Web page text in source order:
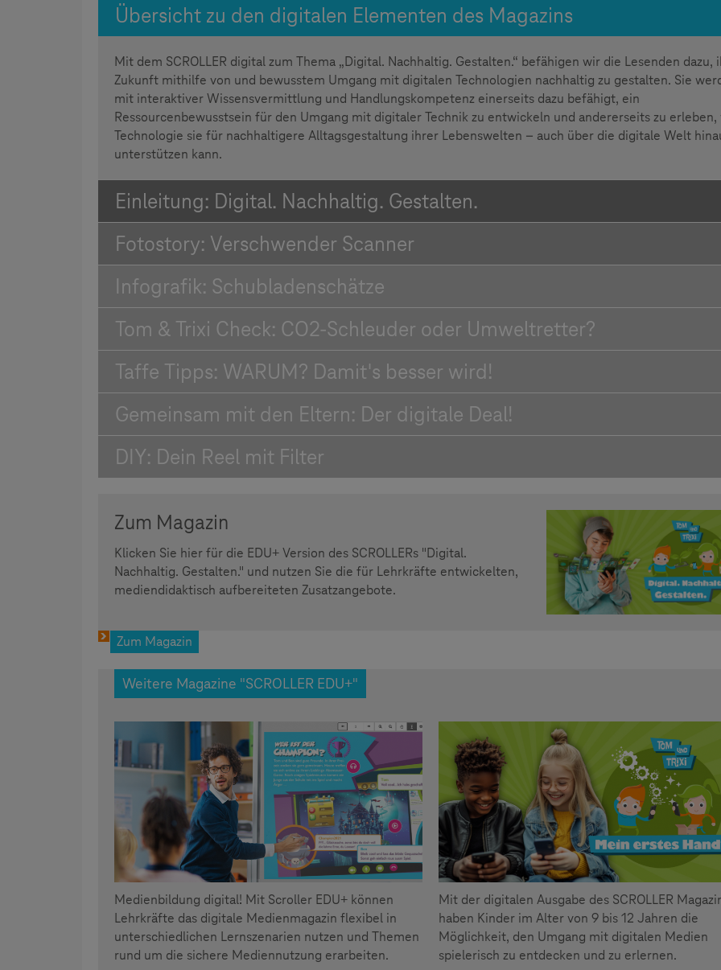
Übersicht zu den digitalen Elementen des Magazins
Mit dem SCROLLER digital zum Thema „Digital. Nachhaltig. Gestalten.“ befähigen wir die Lesenden dazu,
Zukunft mithilfe von und bewusstem Umgang mit digitalen Technologien nachhaltig zu gestalten. Sie
mit interaktiver Wissensvermittlung und Handlungskompetenz einerseits dazu befähigt, ein
Ressourcenbewusstsein für den Umgang mit digitaler Technik zu entwickeln und andererseits zu erleben,
Technologie sie für nachhaltigere Alltagsgestaltung ihrer Lebenswelten – auch über die digitale Welt
unterstützen kann.
Einleitung: Digital. Nachhaltig. Gestalten.
Fotostory: Verschwender Scanner
Infografik: Schubladenschätze
Tom & Trixi Check: CO2-Schleuder oder Umweltretter?
Taffe Tipps: WARUM? Damit's besser wird!
Gemeinsam mit den Eltern: Der digitale Deal!
DIY: Dein Reel mit Filter
Zum Magazin
Klicken Sie hier für die EDU+ Version des SCROLLERs "Digital.
Nachhaltig. Gestalten." und nutzen Sie die für Lehrkräfte entwickelten,
mediendidaktisch aufbereiteten Zusatzangebote.
Zum Magazin
Weitere Magazine "SCROLLER EDU+"
Medienbildung digital! Mit Scroller EDU+ können
Lehrkräfte das digitale Medienmagazin flexibel in
unterschiedlichen Lernszenarien nutzen und Themen
rund um die sichere Mediennutzung erarbeiten.
Mit der digitalen Ausgabe des SCROLLER
haben Kinder im Alter von 9 bis 12 Jahren die
Möglichkeit, den Umgang mit digitalen Medien
spielerisch zu entdecken und zu erlernen.